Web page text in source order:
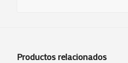
Productos relacionados